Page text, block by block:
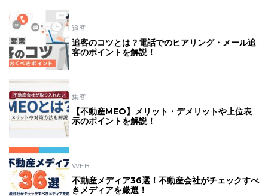
追客
追客のコツとは？電話でのヒアリング・メール追
客のポイントを解説！
集客
【不動産MEO】メリット・デメリットや上位表
示のポイントを解説！
WEB
不動産メディア36選！不動産会社がチェックすべ
きメディアを厳選！